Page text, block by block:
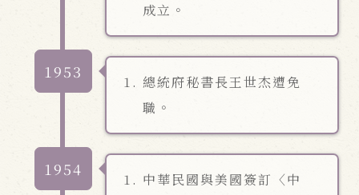
成立。
1953
總統府秘書長王世杰遭免
職。
1954
中華民國與美國簽訂〈中